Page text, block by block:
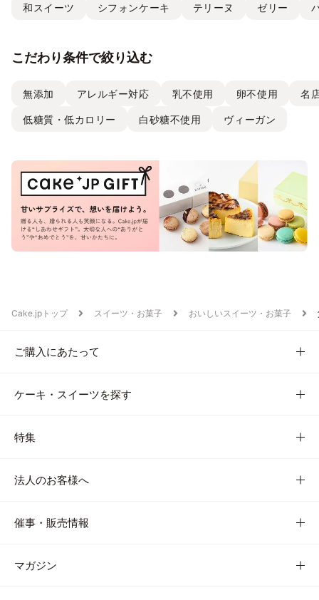
和スイーツ シフォンケーキ テリーヌ ゼリー
こだわり条件で絞り込む
無添加 アレルギー対応 乳不使用 卵不使用 名
低糖質・低カロリー 白砂糖不使用 ヴィーガン
Cake.jpトップ スイーツ・お菓子 おいしいスイーツ・お菓子
ご購入にあたって
ケーキ・スイーツを探す
特集
法人のお客様へ
催事・販売情報
マガジン